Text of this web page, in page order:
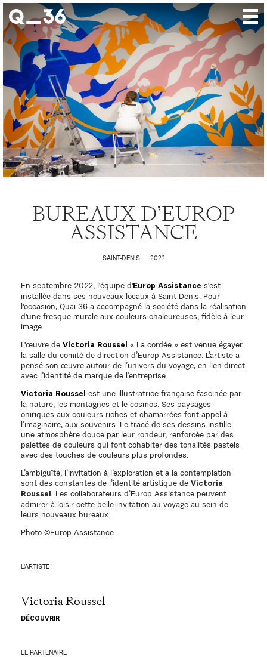
Nos créations
Nos talents
Où nous trouver
Nos expositions
À propos
Presse
Contact
BUREAUX D’EUROP
ASSISTANCE
SAINT-DENIS 2022
En septembre 2022, l'équipe d'Europ Assistance s'est
installée dans ses nouveaux locaux à Saint-Denis. Pour
l'occasion, Quai 36 a accompagné la société dans la réalisation
d'une fresque murale aux couleurs chaleureuses, fidèle à leur
image.
L'œuvre de Victoria Roussel
« La cordée » est venue égayer
la salle du comité de direction d’Europ Assistance. L’artiste a
pensé son œuvre autour de l’univers du voyage, en lien direct
avec l’identité de marque de l’entreprise.
Victoria Roussel
est une illustratrice française fascinée par
la nature, les montagnes et le cosmos. Ses paysages
oniriques aux couleurs riches et chamarrées font appel à
l’imaginaire, aux souvenirs. Le tracé de ses dessins instille
une atmosphère douce par leur rondeur, renforcée par des
palettes de couleurs qui font cohabiter des tonalités pastels
avec des touches de couleurs plus profondes.
L’ambiguïté, l’invitation à l’exploration et à la contemplation
sont des constantes de l’identité artistique de Victoria
Roussel
. Les collaborateurs d’Europ Assistance peuvent
admirer à loisir cette belle invitation au voyage au sein de
leurs nouveaux bureaux.
Photo ©Europ Assistance
L'ARTISTE
Victoria Roussel
DÉCOUVRIR
LE PARTENAIRE